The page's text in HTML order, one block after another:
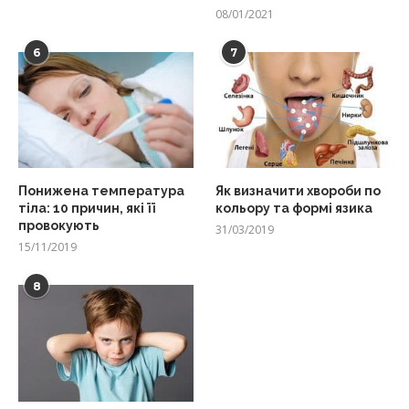
08/01/2021
6
Понижена температура
тіла: 10 причин, які її
провокують
15/11/2019
7
Як визначити хвороби по
кольору та формі язика
31/03/2019
8